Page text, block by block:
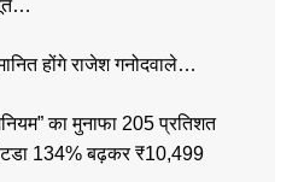
होंगे राजेश गनोदवाले…
का मुनाफा 205 प्रतिशत
134% बढ़कर ₹10,499